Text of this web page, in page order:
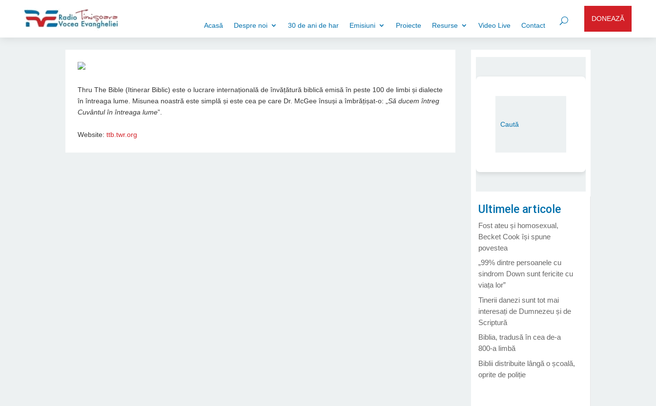
Acasă Despre noi 30 de ani de har Emisiuni Proiecte Resurse Video Live Contact
DONEAZĂ
Thru The Bible (Itinerar Biblic) este o lucrare internațională de învățătură biblică emisă în peste 100 de limbi și dialecte
în întreaga lume. Misunea noastră este simplă și este cea pe care Dr. McGee însuși a îmbrățișat-o: „Să ducem întreg
Cuvântul în întreaga lume”.
Website:ttb.twr.org
Ultimele articole
Fost ateu și homosexual,
Becket Cook își spune
povestea
„99% dintre persoanele cu
sindrom Down sunt fericite cu
viața lor”
Tinerii danezi sunt tot mai
interesați de Dumnezeu și de
Scriptură
Biblia, tradusă în cea de-a
800-a limbă
Biblii distribuite lângă o școală,
oprite de poliție